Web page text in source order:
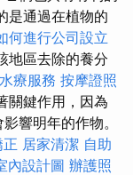
是通過在植物的
何進行公司設立
地區去除的養分
療服務 按摩證照
關鍵作用，因為
響明年的作物。
正 居家清潔 自助
內設計圖 辦護照